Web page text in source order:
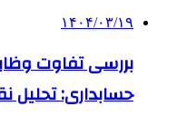
۱۴۰۴/۰۳/۱۹
بررسی تفاوت
حسابداری: